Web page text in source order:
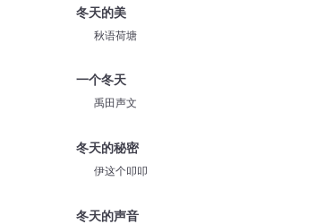
冬天的美
秋语荷塘
一个冬天
禹田声文
冬天的秘密
伊这个叩叩
冬天的声音